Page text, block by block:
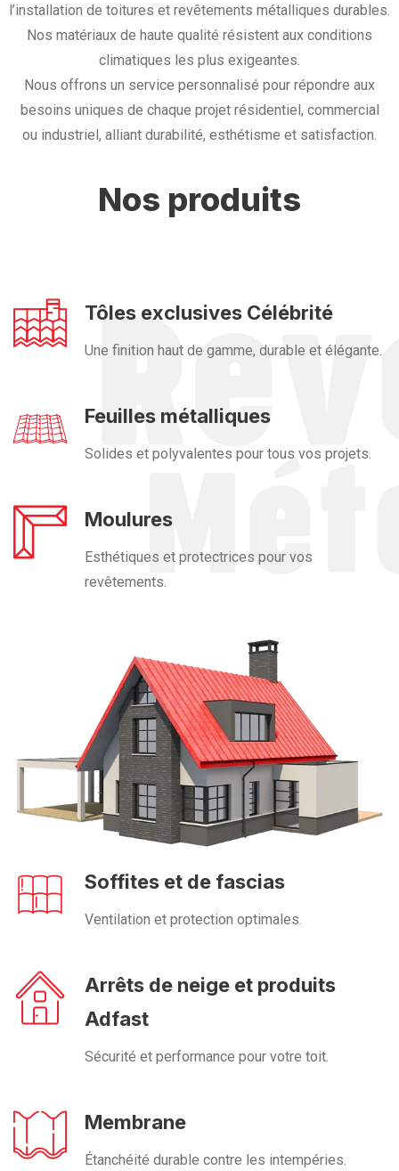
l’installation de toitures et revêtements métalliques durables.
Nos matériaux de haute qualité résistent aux conditions
climatiques les plus exigeantes.
Nous offrons un service personnalisé pour répondre aux
besoins uniques de chaque projet résidentiel, commercial
ou industriel, alliant durabilité, esthétisme et satisfaction.
Nos produits
Tôles exclusives Célébrité
Une finition haut de gamme, durable et élégante.
Feuilles métalliques
Solides et polyvalentes pour tous vos projets.
Moulures
Esthétiques et protectrices pour vos
revêtements.
Soffites et de fascias
Ventilation et protection optimales.
Arrêts de neige et produits
Adfast
Sécurité et performance pour votre toit.
Membrane
Étanchéité durable contre les intempéries.